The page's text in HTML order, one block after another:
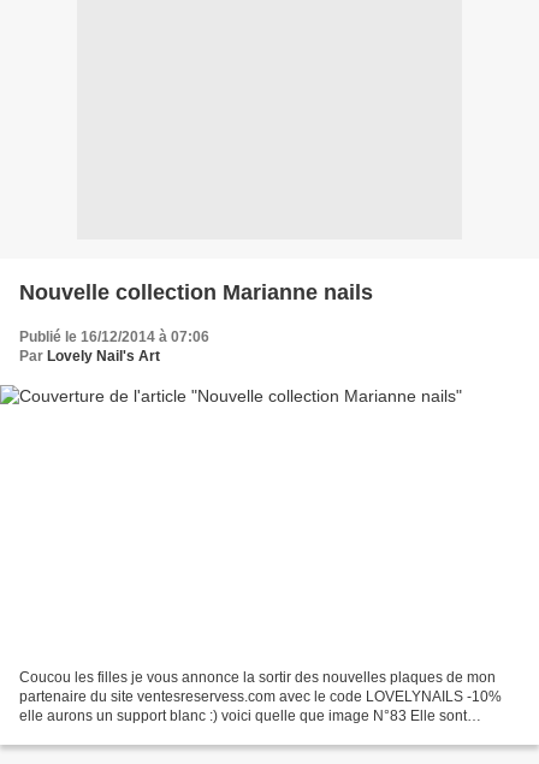
Nouvelle collection Marianne nails
Publié le 16/12/2014 à 07:06
Par Lovely Nail's Art
Coucou les filles je vous annonce la sortir des nouvelles plaques de mon
partenaire du site ventesreservess.com avec le code LOVELYNAILS -10%
elle aurons un support blanc :) voici quelle que image N°83 Elle sont